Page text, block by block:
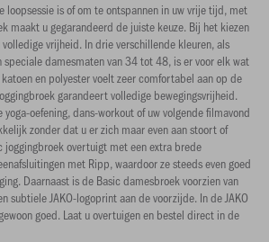
loopsessie is of om te ontspannen in uw vrije tijd, met
maakt u gegarandeerd de juiste keuze. Bij het kiezen
vrijheid. In drie verschillende kleuren, als
speciale damesmaten van 34 tot 48, is er voor elk wat
en polyester voelt zeer comfortabel aan op de
garandeert volledige bewegingsvrijheid.
oefening, dans-workout of uw volgende filmavond
zonder dat u er zich maar even aan stoort of
joggingbroek overtuigt met een extra brede
met Ripp, waardoor ze steeds even goed
Daarnaast is de Basic damesbroek voorzien van
subtiele JAKO-logoprint aan de voorzijde. In de JAKO
goed. Laat u overtuigen en bestel direct in de